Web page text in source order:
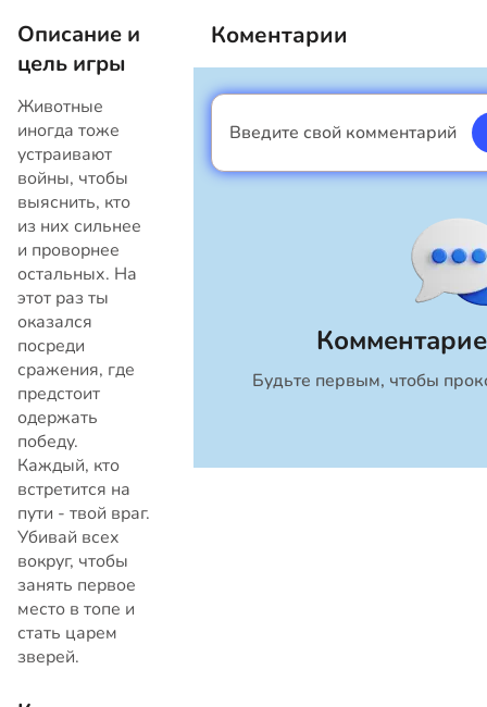
Описание и
цель игры
Животные
иногда тоже
устраивают
войны, чтобы
выяснить, кто
из них сильнее
и проворнее
остальных. На
этот раз ты
оказался
посреди
сражения, где
предстоит
одержать
победу.
Каждый, кто
встретится на
пути - твой враг.
Убивай всех
вокруг, чтобы
занять первое
место в топе и
стать царем
зверей.
Коментарии
Будьте первым, чтобы
Введите свой комментарий
Я мальчик
Закрыть